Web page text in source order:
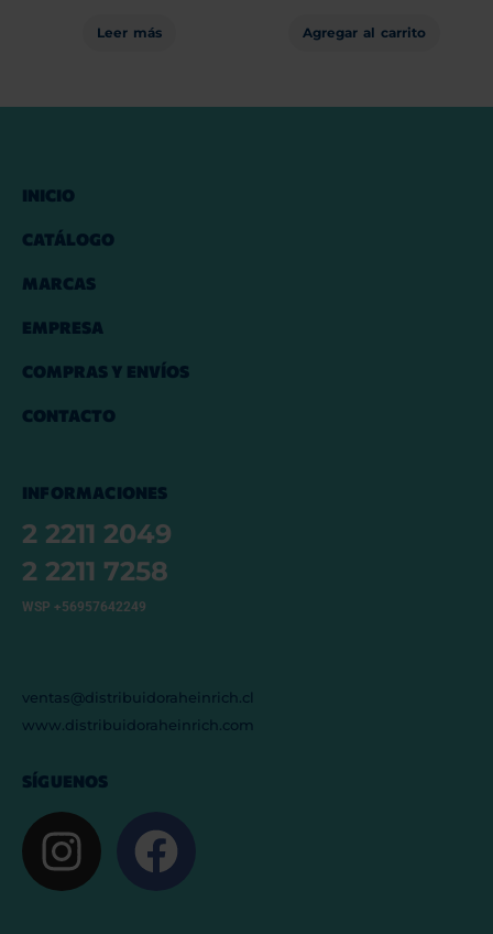
Leer más Agregar al carrito
INICIO
CATÁLOGO
MARCAS
EMPRESA
COMPRAS Y ENVÍOS
CONTACTO
INFORMACIONES
2 2211 2049
2 2211 7258
WSP +56957642249
ventas@distribuidoraheinrich.cl
www.distribuidoraheinrich.com
SÍGUENOS